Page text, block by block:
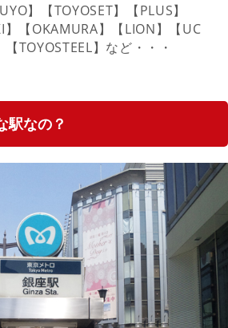
】【TOYOSET】【PLUS】
】【OKAMURA】【LION】【UC
TOYOSTEEL】など・・・
駅なの？